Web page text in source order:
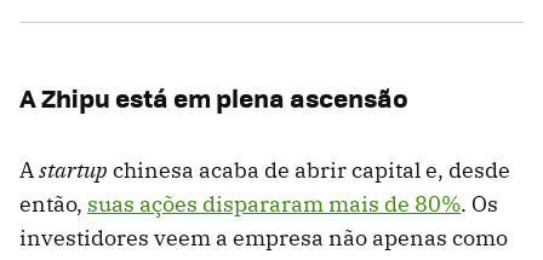
A Zhipu está em plena ascensão
Astartup chinesa acaba de abrir capital e, desde
então, suas ações dispararam mais de 80%. Os
investidores veem a empresa não apenas como